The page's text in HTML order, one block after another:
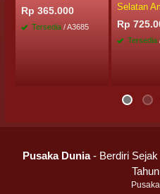
Rp 365.000
Tersedia / A3685
Selatan
Rp
Tersedia
Pusaka Dunia- Berdiri Sejak